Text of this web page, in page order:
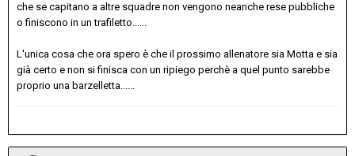
che se capitano a altre squadre non vengono neanche rese pubbliche
o finiscono in un trafiletto......
L'unica cosa che ora spero è che il prossimo allenatore sia Motta e sia
già certo e non si finisca con un ripiego perchè a quel punto sarebbe
proprio una barzelletta......